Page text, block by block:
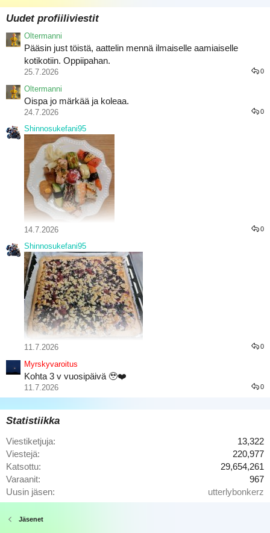
Uudet profiiliviestit
Oltermanni
Pääsin just töistä, aattelin mennä ilmaiselle aamiaiselle
kotikotiin. Oppiipahan.
25.7.2026 0
Oltermanni
Oispa jo märkää ja koleaa.
24.7.2026 0
Shinnosukefani95
Tuli käytyä Itsuyakissa
14.7.2026 0
Shinnosukefani95
Marjaisat juustokakku palat
11.7.2026 0
Myrskyvaroitus
Kohta 3 v vuosipäivä 🥹❤️
11.7.2026 0
Statistiikka
Viestiketjuja
13,322
Viestejä
220,977
Katsottu
29,654,261
Varaanit
967
Uusin jäsen
utterlybonkerz
Jäsenet